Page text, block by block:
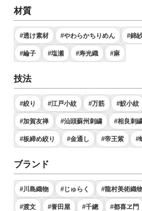
材質
#透け素材 #やわらかちりめん #錦
#綸子 #塩瀬 #寿光織 #麻
技法
#絞り #江戸小紋 #万筋 #鮫小紋
#加賀友禅 #汕頭蘇州刺繍 #相良刺
#板締め絞り #金通し #帝王紫 #
ブランド
#川島織物 #じゅらく #龍村美術織
#渡文 #誉田屋 #千總 #都喜ヱ門